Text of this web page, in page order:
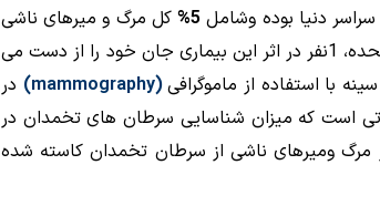
دنیا بوده وشامل 5% کل مرگ و میرهای ناشی
زن در ایالت متحده، 1نفر در اثر این بیماری جان خود را از دست می
با استفاده از ماموگرافی(
mammography
) در
است که میزان شناسایی سرطان های تخمدان در
مرگ ومیرهای ناشی از سرطان تخمدان کاسته شده